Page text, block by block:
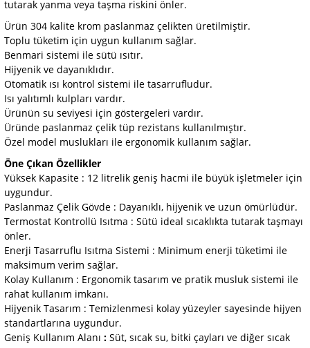
tutarak yanma veya taşma riskini önler.
Ürün 304 kalite krom paslanmaz çelikten üretilmiştir.
Toplu tüketim için uygun kullanım sağlar.
Benmari sistemi ile sütü ısıtır.
Hijyenik ve dayanıklıdır.
Otomatik ısı kontrol sistemi ile tasarrufludur.
Isı yalıtımlı kulpları vardır.
Ürünün su seviyesi için göstergeleri vardır.
Üründe paslanmaz çelik tüp rezistans kullanılmıştır.
Özel model muslukları ile ergonomik kullanım sağlar.
Öne Çıkan Özellikler
Yüksek Kapasite : 12 litrelik geniş hacmi ile büyük işletmeler için
uygundur.
Paslanmaz Çelik Gövde : Dayanıklı, hijyenik ve uzun ömürlüdür.
Termostat Kontrollü Isıtma : Sütü ideal sıcaklıkta tutarak taşmayı
önler.
Enerji Tasarruflu Isıtma Sistemi : Minimum enerji tüketimi ile
maksimum verim sağlar.
Kolay Kullanım : Ergonomik tasarım ve pratik musluk sistemi ile
rahat kullanım imkanı.
Hijyenik Tasarım : Temizlenmesi kolay yüzeyler sayesinde hijyen
standartlarına uygundur.
Geniş Kullanım Alanı : Süt, sıcak su, bitki çayları ve diğer sıcak